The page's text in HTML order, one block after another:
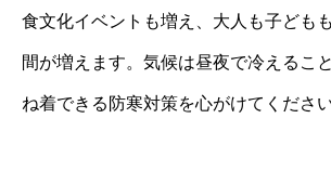
食文化イベントも増え、大人も子ども
間が増えます。気候は昼夜で冷えるこ
ね着できる防寒対策を心がけてください